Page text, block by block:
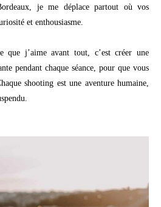
je me déplace partout où vos
et enthousiasme.
que j’aime avant tout, c’est créer une
pendant chaque séance, pour que vous
shooting est une aventure humaine,